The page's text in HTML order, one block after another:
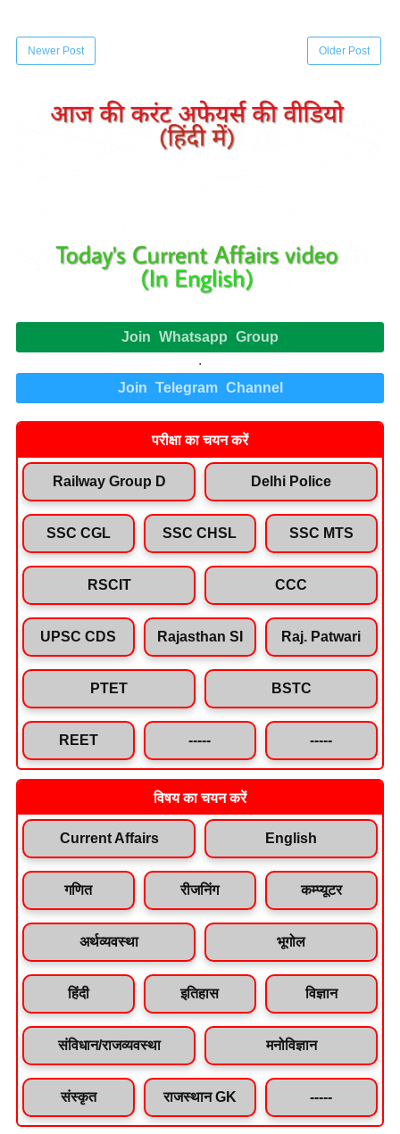
Newer Post Older Post
Join Whatsapp Group
.
Join Telegram Channel
परीक्षा का चयन करें
Railway Group D Delhi Police
SSC CGL SSC CHSL SSC MTS
RSCIT CCC
UPSC CDS Rajasthan SI Raj. Patwari
PTET BSTC
REET ----- -----
विषय का चयन करें
Current Affairs English
गणित रीजनिंग कम्प्यूटर
अर्थव्यवस्था भूगोल
हिंदी इतिहास विज्ञान
संविधान/राजव्यवस्था मनोविज्ञान
संस्कृत राजस्थान GK -----